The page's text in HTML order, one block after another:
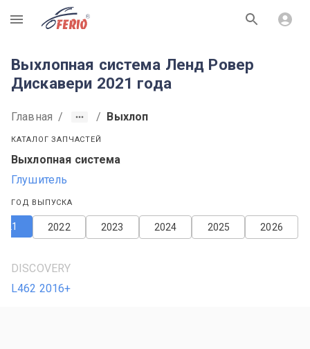
R
Выхлопная система Ленд Ровер
Дискавери 2021 года
Главная / / Выхлоп
КАТАЛОГ ЗАПЧАСТЕЙ
Выхлопная система
Глушитель
ГОД ВЫПУСКА
2026
2025
2024
2023
2022
DISCOVERY
L462 2016+